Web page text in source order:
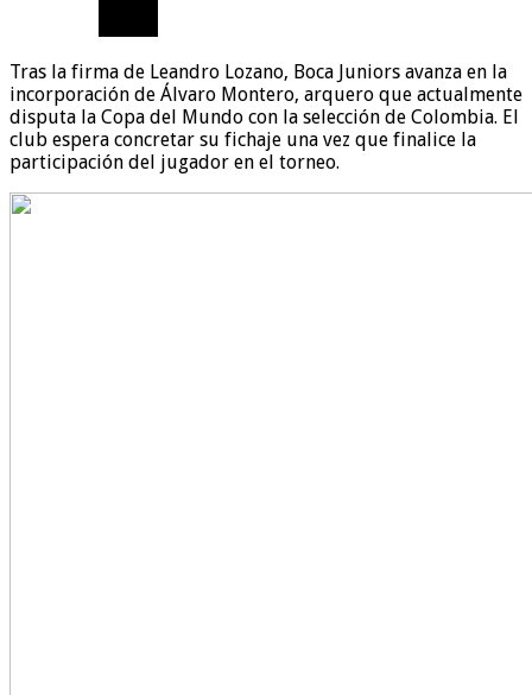
Tras la firma de Leandro Lozano, Boca Juniors avanza en la
incorporación de Álvaro Montero, arquero que actualmente
disputa la Copa del Mundo con la selección de Colombia. El
club espera concretar su fichaje una vez que finalice la
participación del jugador en el torneo.